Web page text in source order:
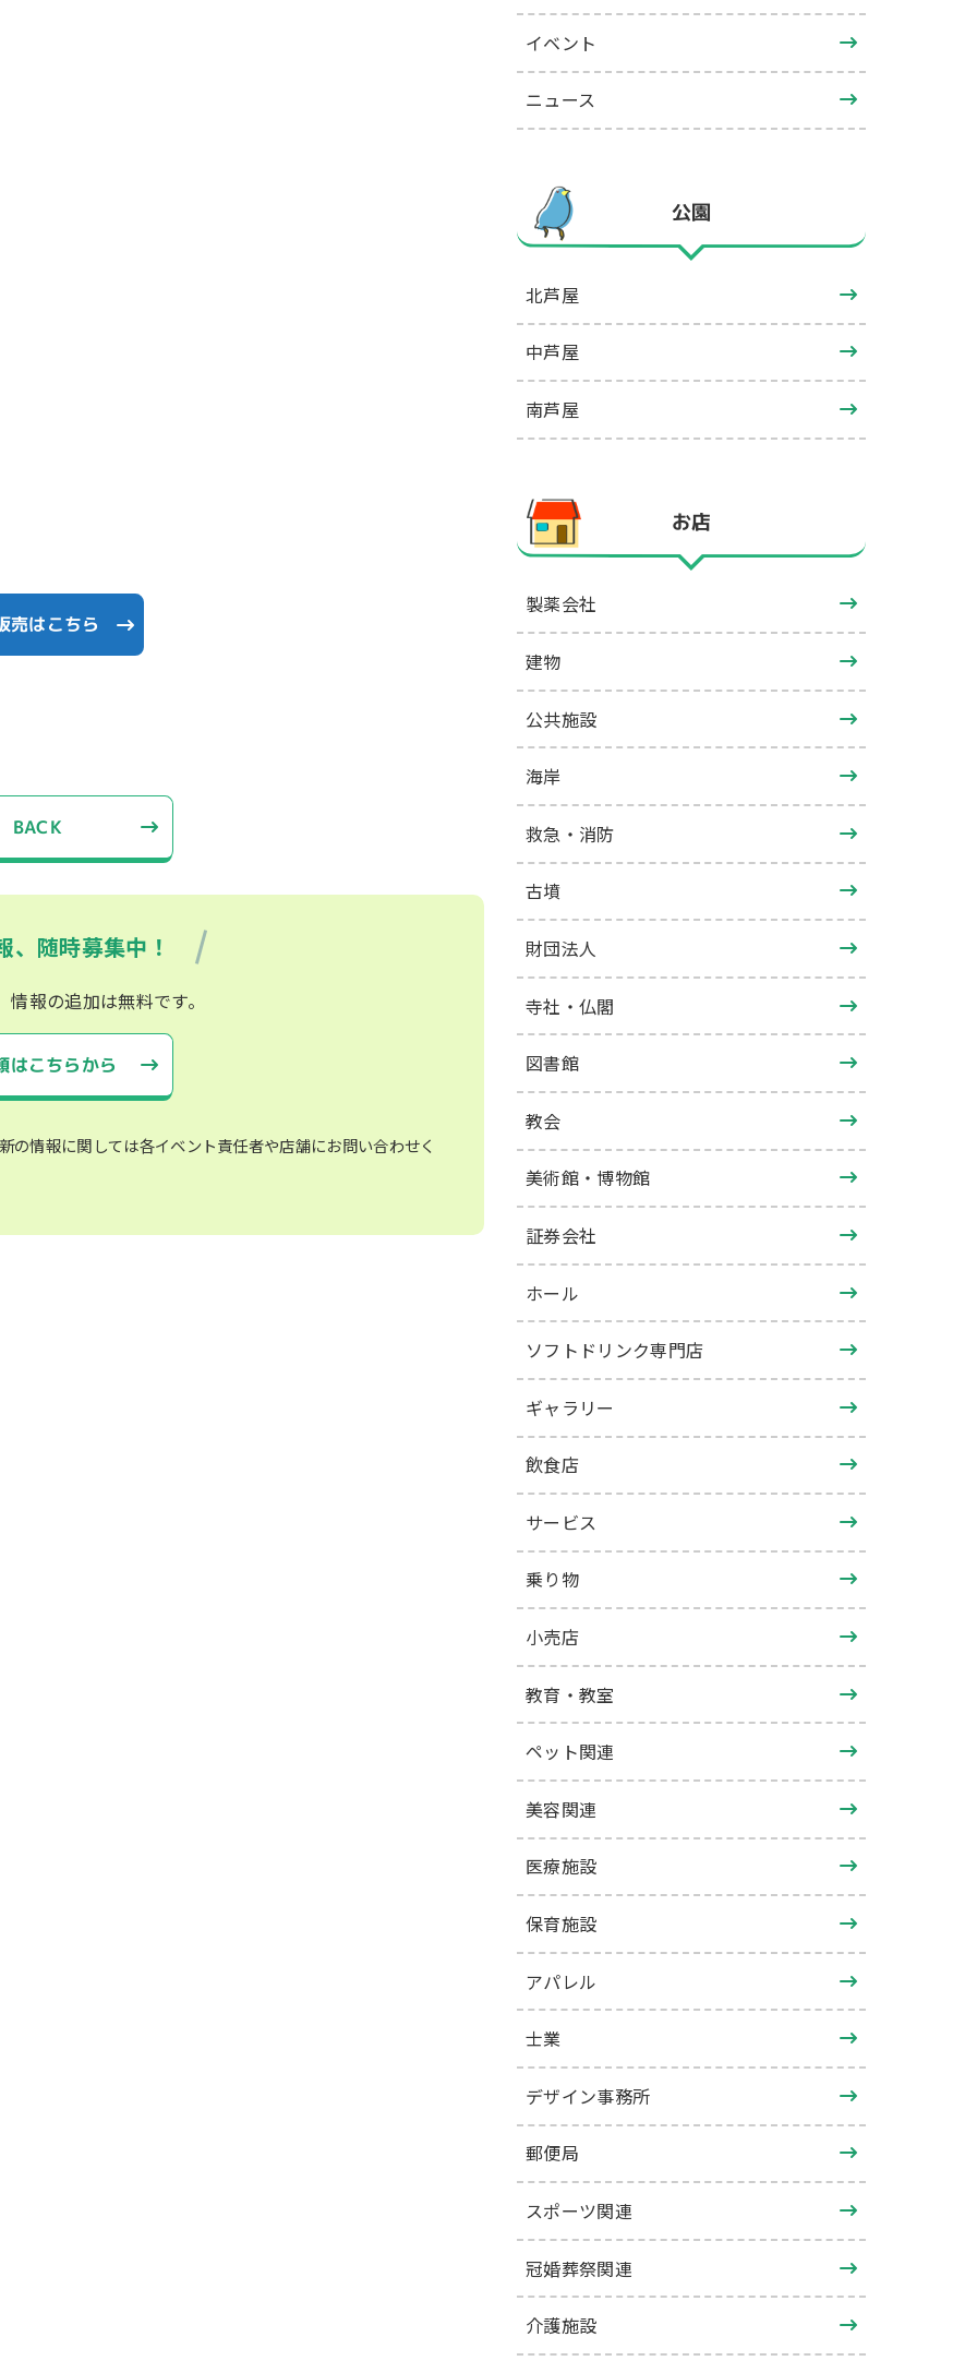
売はこちら
BACK
、随時募集中！
報の追加は無料です。
はこちらから
情報に関しては各イベント責任者や店舗にお問い合わせく
イベント
ニュース
公園
北芦屋
中芦屋
南芦屋
お店
製薬会社
建物
公共施設
海岸
救急・消防
古墳
財団法人
寺社・仏閣
図書館
教会
美術館・博物館
証券会社
ホール
ソフトドリンク専門店
ギャラリー
飲食店
サービス
乗り物
小売店
教育・教室
ペット関連
美容関連
医療施設
保育施設
アパレル
士業
デザイン事務所
郵便局
スポーツ関連
冠婚葬祭関連
介護施設